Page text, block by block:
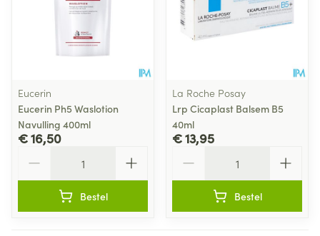
Eucerin
Eucerin Ph5 Waslotion
Navulling 400ml
€ 16,50
Bestel
La Roche Posay
Lrp Cicaplast Balsem B5
40ml
€ 13,95
Bestel